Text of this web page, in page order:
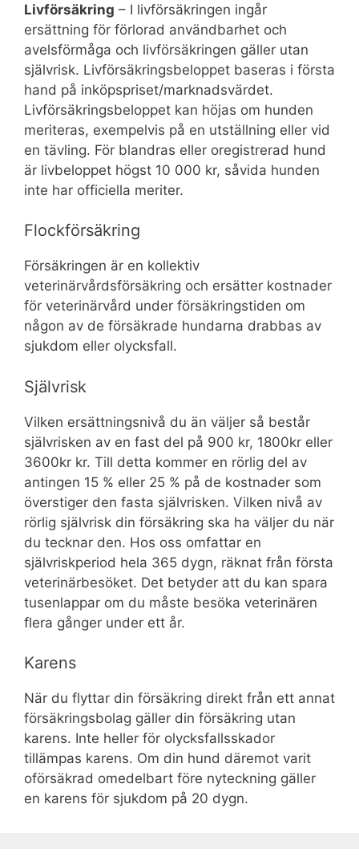
Livförsäkring – I livförsäkringen ingår
ersättning för förlorad användbarhet och
avelsförmåga och livförsäkringen gäller utan
självrisk. Livförsäkringsbeloppet baseras i första
hand på inköpspriset/marknadsvärdet.
Livförsäkringsbeloppet kan höjas om hunden
meriteras, exempelvis på en utställning eller vid
en tävling. För blandras eller oregistrerad hund
är livbeloppet högst 10 000 kr, såvida hunden
inte har officiella meriter.
Flockförsäkring
Försäkringen är en kollektiv
veterinärvårdsförsäkring och ersätter kostnader
för veterinärvård under försäkringstiden om
någon av de försäkrade hundarna drabbas av
sjukdom eller olycksfall.
Självrisk
Vilken ersättningsnivå du än väljer så består
självrisken av en fast del på 900 kr, 1800kr eller
3600kr kr. Till detta kommer en rörlig del av
antingen 15 % eller 25 % på de kostnader som
överstiger den fasta självrisken. Vilken nivå av
rörlig självrisk din försäkring ska ha väljer du när
du tecknar den. Hos oss omfattar en
självriskperiod hela 365 dygn, räknat från första
veterinärbesöket. Det betyder att du kan spara
tusenlappar om du måste besöka veterinären
flera gånger under ett år.
Karens
När du flyttar din försäkring direkt från ett annat
försäkringsbolag gäller din försäkring utan
karens. Inte heller för olycksfallsskador
tillämpas karens. Om din hund däremot varit
oförsäkrad omedelbart före nyteckning gäller
en karens för sjukdom på 20 dygn.